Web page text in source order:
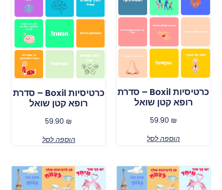
כרטיסיות Boxil – סדרת
רופא קטן שואל
59.90 ₪
הוספה לסל
כרטיסיות Boxil – סדרת
רופא קטן שואל
59.90 ₪
הוספה לסל